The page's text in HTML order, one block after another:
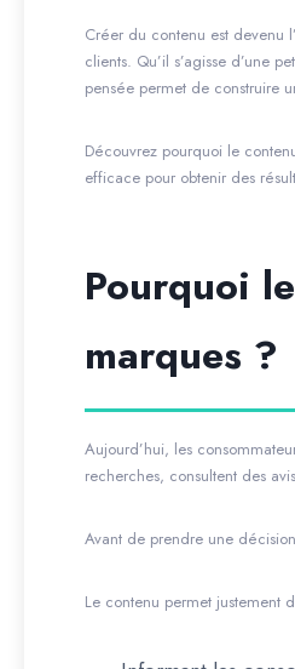
Créer du contenu est devenu
clients. Qu’il s’agisse d’une
pensée permet de construire
Découvrez pourquoi le
efficace pour obtenir des
Pourquoi
marques ?
Aujourd’hui, les
recherches, consultent des
Avant de prendre une
Le contenu permet justement